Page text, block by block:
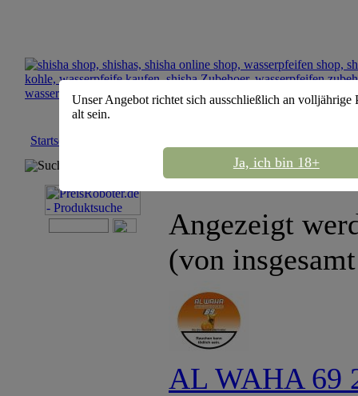
Startseite
Suchmaschine
Angezeigt
(von
AL WAHA 69
Unser Angebot richtet sich ausschließlich an volljährige
alt sein.
Ja, ich bin 18+